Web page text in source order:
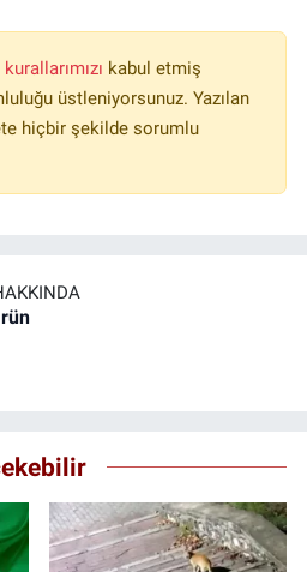
kabul etmiş
üstleniyorsunuz. Yazılan
hiçbir şekilde sorumlu